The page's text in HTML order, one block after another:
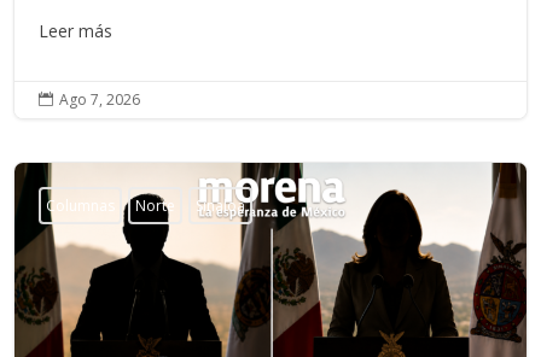
Leer más
 Ago 7, 2026
Columnas Norte Sinaloa